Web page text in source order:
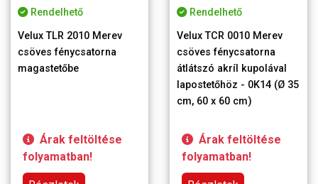
Rendelhető
Velux TLR 2010 Merev
csöves fénycsatorna
magastetőbe
Árak feltöltése
folyamatban!
Rendelhető
Velux TCR 0010 Merev
csöves fénycsatorna
átlátszó akríl kupolával
lapostetőhöz - 0K14 (Ø 35
cm, 60 x 60 cm)
Árak feltöltése
folyamatban!